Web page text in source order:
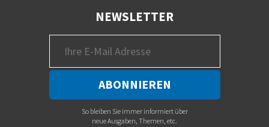
NEWSLETTER
So bleiben Sie immer informiert über
neue Ausgaben, Themen, etc.